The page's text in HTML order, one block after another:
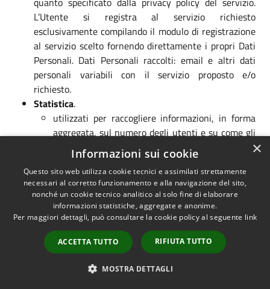
L’Utente si registra al servizio richiesto
esclusivamente compilando il modulo di registrazione
al servizio scelto fornendo direttamente i propri Dati
Personali. Dati Personali raccolti: email e altri dati
personali variabili con il servizio proposto e/o
richiesto.
Statistica.
utilizzati per raccogliere informazioni, in forma
aggregata, sul numero degli utenti e su come gli
stessi visitano il sito. Il sito come suggerito dalle
linee guidaAgID Web Analytics
diMatomo(Ex Piwik), dal quale è
possibileconsultare la cookie policy. I dati sono
raccolti solo per elaborare informazioni
statistiche anonime sull'uso del sito e per
verificarne il corretto funzionamento; i dati di
navigazione potrebbero essere utilizzati in vista
dell'identificazione dell'utente solo nel caso in cui
ciò fosse necessario per l'accertamento di reati di
×
Informazioni sui cookie
Questo sito web utilizza cookie tecnici e assimilati strettamente
necessari al corretto funzionamento e alla navigazione del sito,
nonché un cookie tecnico analitico al solo fine di elaborare
informazioni statistiche, aggregate e anonime.
Per maggiori dettagli, può consultare la cookie policy al seguente link
ACCETTA TUTTO RIFIUTA TUTTO
MOSTRA DETTAGLI